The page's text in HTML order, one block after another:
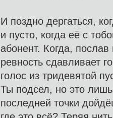
И поздно дергаться,
и пусто, когда её с
абонент. Когда,
ревность сдавливает
голос из тридевятой
Ты подсел, но это
последней точки